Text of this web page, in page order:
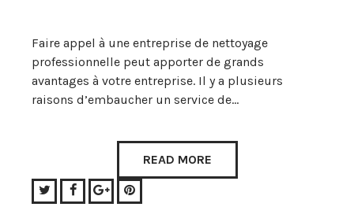
Faire appel à une entreprise de nettoyage
professionnelle peut apporter de grands
avantages à votre entreprise. Il y a plusieurs
raisons d’embaucher un service de…
READ MORE
TwitterFacebook
Google+Pinterest